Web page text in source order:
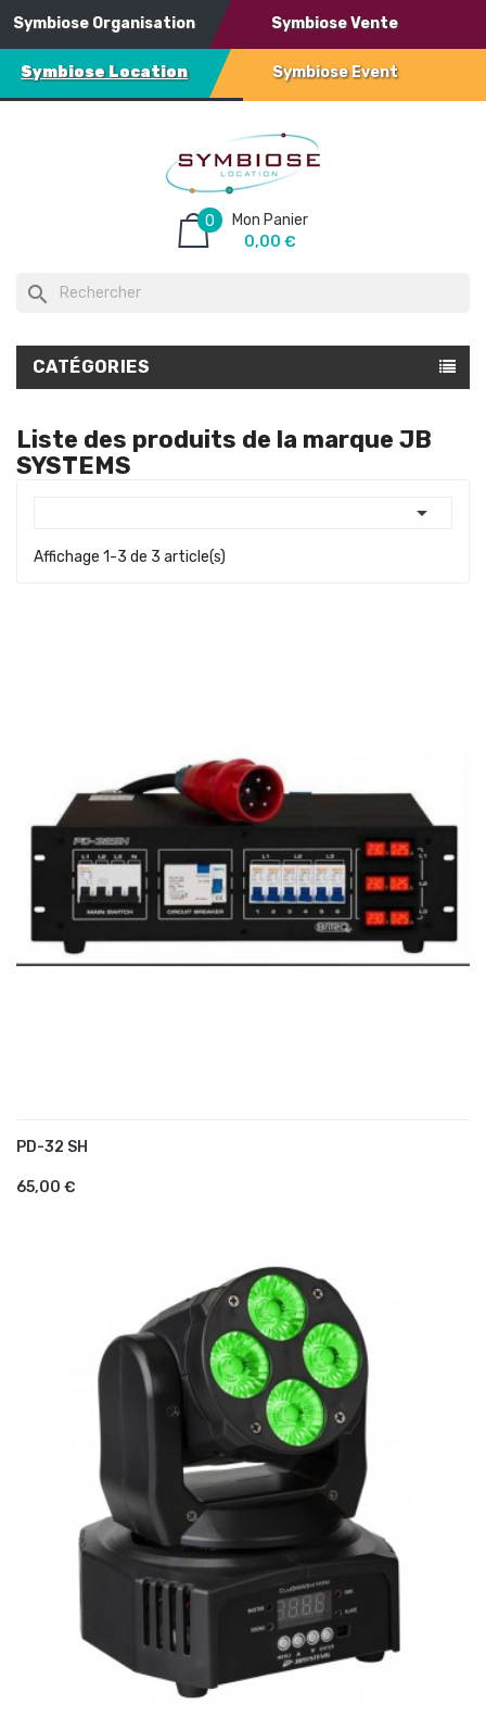
Symbiose Organisation Symbiose Vente
Symbiose Location Symbiose Event
Mon Panier
0
0,00 €
search
CATÉGORIES
Liste des produits de la marque JB
SYSTEMS

Affichage 1-3 de 3 article(s)
PD-32 SH
65,00 €